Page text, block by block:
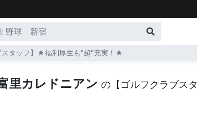
スタッフ】★福利厚生も"超"充実！★
里カレドニアン の【ゴルフクラブス